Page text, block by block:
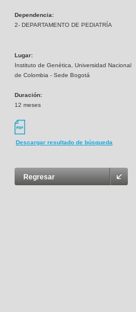
Dependencia:
2- DEPARTAMENTO DE PEDIATRÍA
Lugar:
Instituto de Genética, Universidad Nacional
de Colombia - Sede Bogotá
Duración:
12 meses
Descargar resultado de búsqueda
Regresar